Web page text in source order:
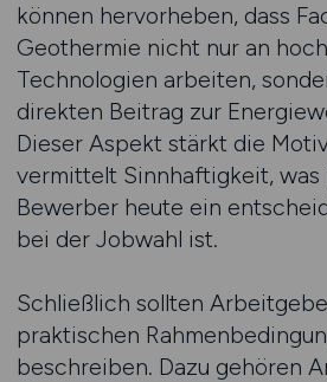
können hervorheben, dass
Geothermie nicht nur an
Technologien arbeiten,
direkten Beitrag zur
Dieser Aspekt stärkt die
vermittelt Sinnhaftigkeit, was
Bewerber heute ein
bei der Jobwahl ist.
Schließlich sollten
praktischen
beschreiben. Dazu gehören